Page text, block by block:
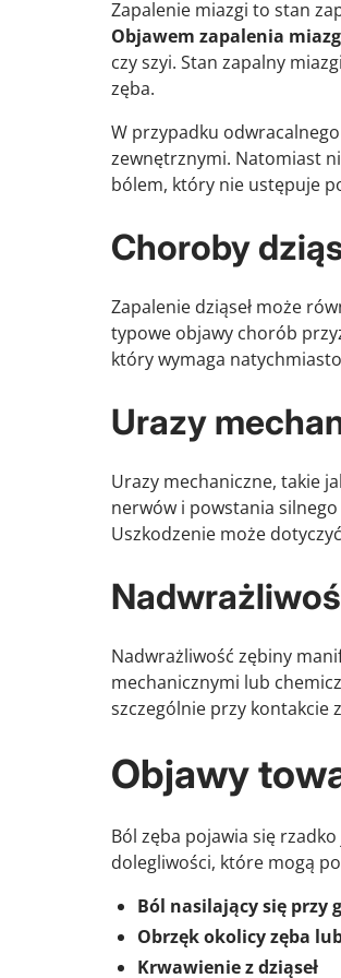
Zapalenie miazgi to stan
Objawem zapalenia
czy szyi. Stan zapalny
zęba.
W przypadku
zewnętrznymi. Natomiast
bólem, który nie ustępuje
Choroby
Zapalenie dziąseł może
typowe objawy chorób
który wymaga
Urazy
Urazy mechaniczne, takie
nerwów i powstania
Uszkodzenie może
Nadwrażliwość zębiny
mechanicznymi lub
szczególnie przy kontakcie
Objawy
Ból zęba pojawia się
dolegliwości, które mogą
Ból nasilający się
Obrzęk okolicy zęba
Krwawienie z dziąseł